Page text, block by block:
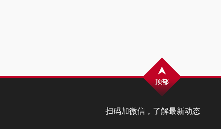
扫码加微信，了解最新动态